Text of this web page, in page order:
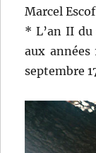
Marcel
* L’an II du
aux années
septembre